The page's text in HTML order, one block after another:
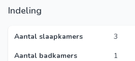
Indeling
Aantal slaapkamers
3
Aantal badkamers
1